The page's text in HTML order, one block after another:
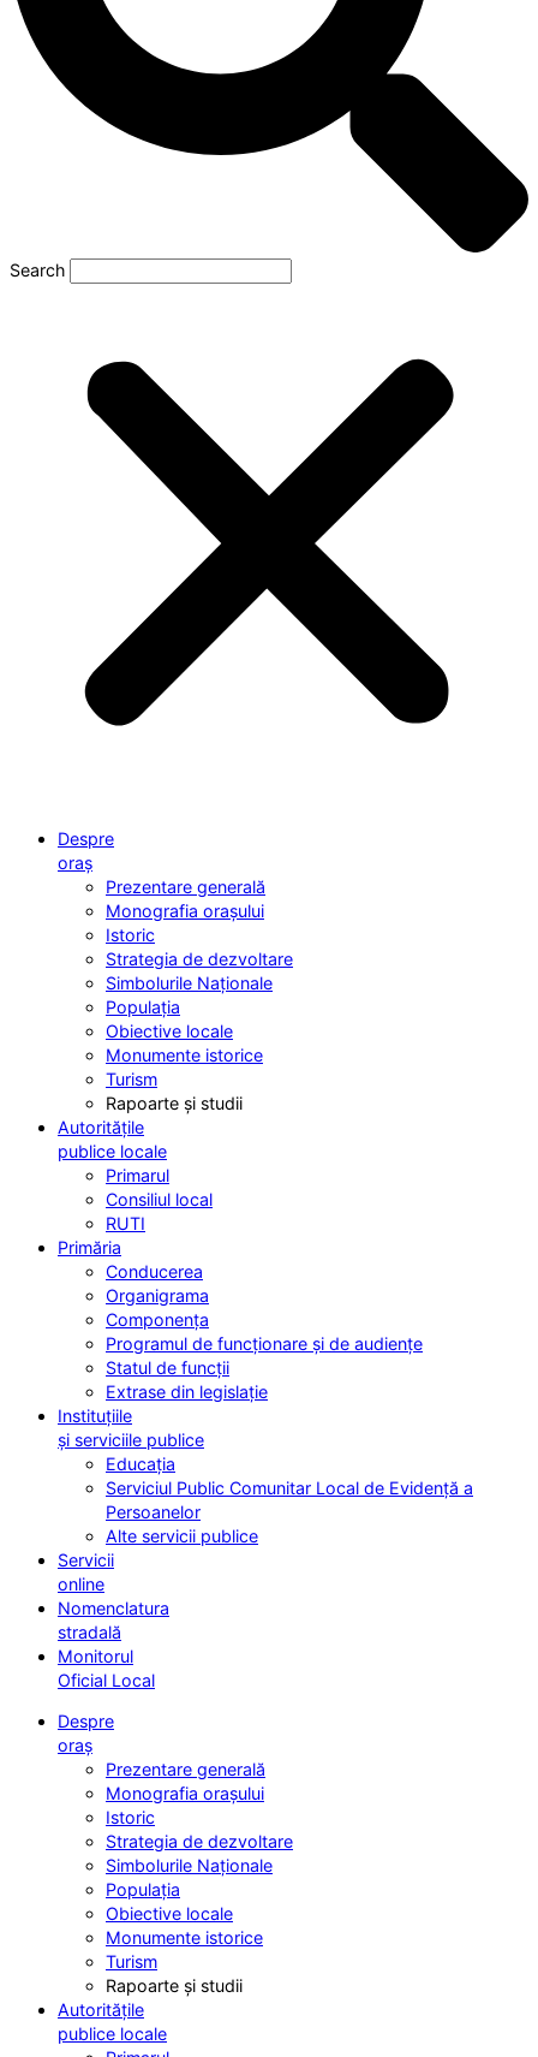
Search
Despre
oraș
Prezentare generală
Monografia orașului
Istoric
Strategia de dezvoltare
Simbolurile Naționale
Populația
Obiective locale
Monumente istorice
Turism
Rapoarte și studii
Autoritățile
publice locale
Primarul
Consiliul local
RUTI
Primăria
Conducerea
Organigrama
Componența
Programul de funcționare și de audiențe
Statul de funcții
Extrase din legislație
Instituțiile
și serviciile publice
Educația
Serviciul Public Comunitar Local de Evidență a
Persoanelor
Alte servicii publice
Servicii
online
Nomenclatura
stradală
Monitorul
Oficial Local
Despre
oraș
Prezentare generală
Monografia orașului
Istoric
Strategia de dezvoltare
Simbolurile Naționale
Populația
Obiective locale
Monumente istorice
Turism
Rapoarte și studii
Autoritățile
publice locale